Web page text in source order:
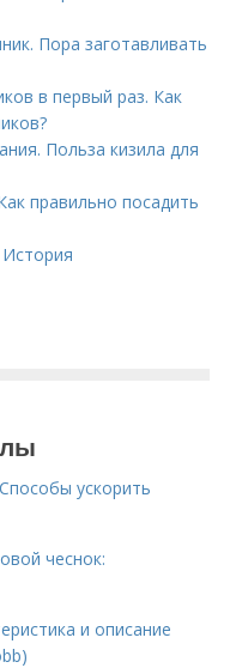
Пора заготавливать
в первый раз. Как
Польза кизила для
правильно посадить
ускорить
чеснок:
и описание